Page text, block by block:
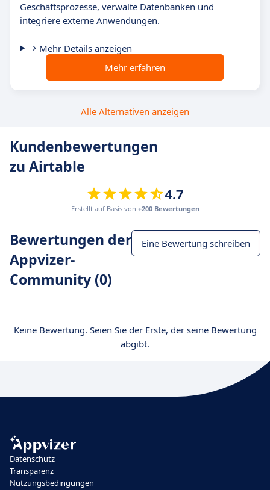
Geschäftsprozesse, verwalte Datenbanken und
integriere externe Anwendungen.
Mehr Details anzeigen
Mehr erfahren
Alle Alternativen anzeigen
Kundenbewertungen
zu Airtable
4.7
Erstellt auf Basis von +200 Bewertungen
Bewertungen der
Appvizer-
Community (0)
Eine Bewertung schreiben
Keine Bewertung. Seien Sie der Erste, der seine Bewertung
abgibt.
Datenschutz
Transparenz
Nutzungsbedingungen